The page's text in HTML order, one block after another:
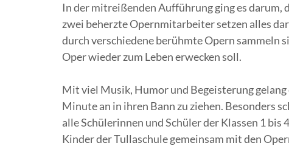
In der mitreißenden Aufführung ging es darum,
zwei beherzte Opernmitarbeiter setzen alles
durch verschiedene berühmte Opern sammeln
Oper wieder zum Leben erwecken soll.
Mit viel Musik, Humor und Begeisterung
Minute an in ihren Bann zu ziehen. Besonders
alle Schülerinnen und Schüler der Klassen 1
Kinder der Tullaschule gemeinsam mit den